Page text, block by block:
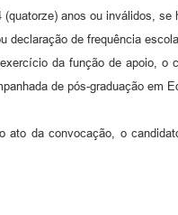
anos ou inválidos, se
de frequência
da função de apoio, o
de pós-graduação em
da convocação, o